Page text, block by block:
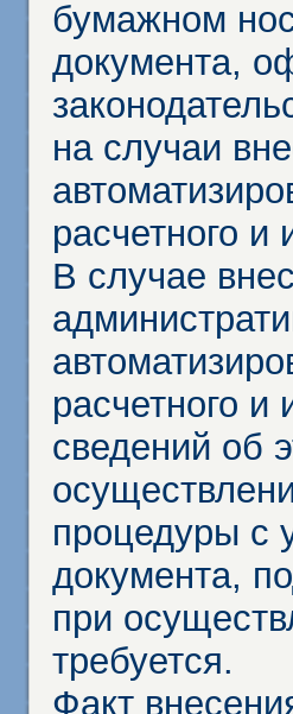
бумажном
документа,
на случаи
расчетного
В случае
расчетного
сведений об
процедуры с
документа,
при
требуется.
Факт